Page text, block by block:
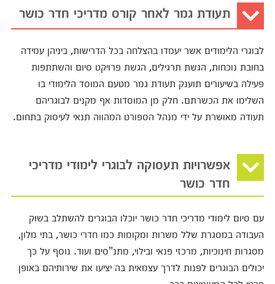
תעודת גמר לאחר קורס מדריכי חדר כושר
לבוגרי הלימודים אשר יעמדו בהצלחה בכל הדרישות, ביניהן עמידה
בחובת נוכחות, הגשת תרגילים, הגשת פרויקט סיום והשתתפות
פעילה בשיעורים תוענק תעודת גמר מטעם המוסד הלימודי בו
השלימו את הכשרתם. חלק מן המוסדות אף מקנים לבוגריהם
תעודה מאושרת על ידי מנהל הספורט המהווה תנאי לעיסוק בתחום.
אפשרויות תעסוקה לבוגרי לימודי מדריכי
חדר כושר
עם סיום לימודי מדריכי חדר כושר יוכלו הבוגרים להשתלב בשוק
העבודה במסגרת שלל משרות ומקומות כמו חדרי כושר, בתי מלון,
מסגרות חינוכיות, מרכזי פנאי ובילוי, מתנ"סים ועוד. נוסף על כך
יכולים הבוגרים לפנות לדרך עצמאית בה יציעו את שירותיהם באופן